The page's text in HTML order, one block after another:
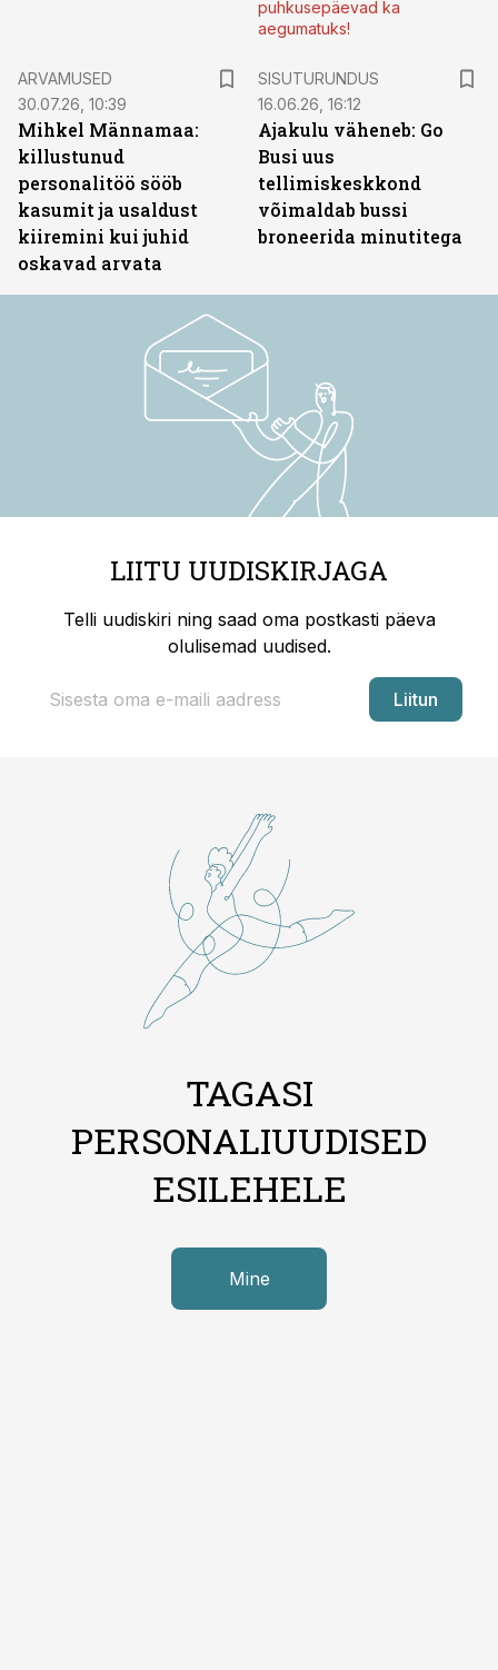
puhkusepäevad ka
aegumatuks!
ARVAMUSED
30.07.26, 10:39
Mihkel Männamaa:
killustunud
personalitöö sööb
kasumit ja usaldust
kiiremini kui juhid
oskavad arvata
SISUTURUNDUS
16.06.26, 16:12
Ajakulu väheneb: Go
Busi uus
tellimiskeskkond
võimaldab bussi
broneerida minutitega
LIITU UUDISKIRJAGA
Telli uudiskiri ning saad oma postkasti päeva
olulisemad uudised.
Liitun
TAGASI
PERSONALIUUDISED
ESILEHELE
Mine